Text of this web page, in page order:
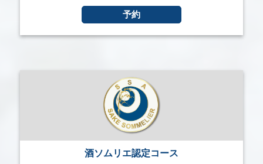
予約
酒ソムリエ認定コース